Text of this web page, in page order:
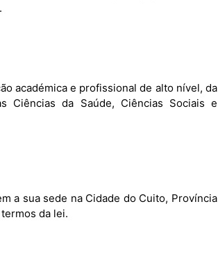
académica e profissional de alto nível, da
Ciências da Saúde, Ciências Sociais e
a sua sede na Cidade do Cuito, Província
da lei.